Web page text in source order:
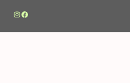
Instagram
Facebook